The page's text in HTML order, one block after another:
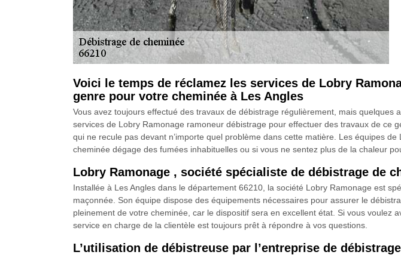
Voici le temps de réclamez les services de Lobry
genre pour votre cheminée à Les Angles
Vous avez toujours effectué des travaux de débistrage régulièrement, mais quelques
services de Lobry Ramonage ramoneur débistrage pour effectuer des travaux de ce
qui ne recule pas devant n’importe quel problème dans cette matière. Les équipes
cheminée dégage des fumées inhabituelles ou si vous ne sentez plus de la chaleur
Lobry Ramonage , société spécialiste de débistrage de
Installée à Les Angles dans le département 66210, la société Lobry Ramonage est
maçonnée. Son équipe dispose des équipements nécessaires pour assurer le
pleinement de votre cheminée, car le dispositif sera en excellent état. Si vous voulez
service en charge de la clientèle est toujours prêt à répondre à vos questions.
L’utilisation de débistreuse par l’entreprise de